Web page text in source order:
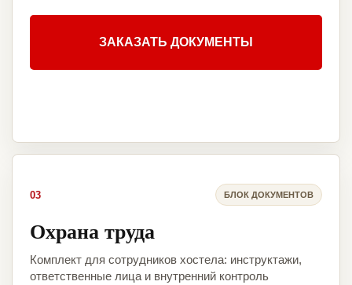
ЗАКАЗАТЬ ДОКУМЕНТЫ
03 БЛОК ДОКУМЕНТОВ
Охрана труда
Комплект для сотрудников хостела: инструктажи,
ответственные лица и внутренний контроль